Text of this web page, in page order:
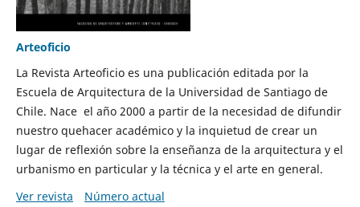
Arteoficio
La Revista Arteoficio es una publicación editada por la
Escuela de Arquitectura de la Universidad de Santiago de
Chile. Nace el año 2000 a partir de la necesidad de difundir
nuestro quehacer académico y la inquietud de crear un
lugar de reflexión sobre la enseñanza de la arquitectura y el
urbanismo en particular y la técnica y el arte en general.
Ver revista
Número actual